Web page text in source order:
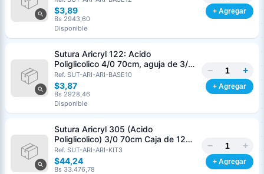
Absorbible
$3,89
Bs 2943,60
Disponible
+ Agregar
Sutura Aricryl 122: Acido
Poliglicolico 4/0 70cm, aguja de 3/8
Corte Inverso 19mm Und ARIZI
Absorbible
Ref. SUT-ARI-ARI-BASE10
$3,87
Bs 2928,46
Disponible
− +
+ Agregar
Sutura Aricryl 305 (Acido
Poliglicolico) 3/0 70cm Caja de 12
Unds ARIZI Aguja de 1/2 Circulo
Punta Conica 17mm
Ref. SUT-ARI-ARI-KIT3
$44,24
Bs 33.476,78
− +
+ Agregar